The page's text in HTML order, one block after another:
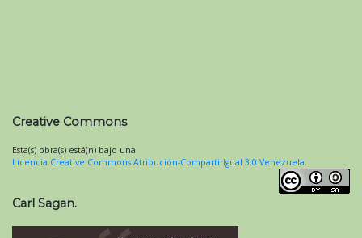
Creative Commons
Esta(s) obra(s) está(n) bajo una
Licencia Creative Commons Atribución-CompartirIgual 3.0 Venezuela.
Carl Sagan.